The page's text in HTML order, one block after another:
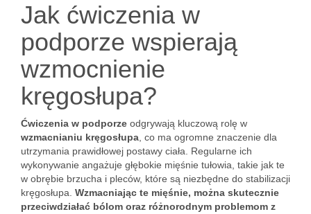
Jak ćwiczenia w
podporze wspierają
wzmocnienie
kręgosłupa?
Ćwiczenia w podporze odgrywają kluczową rolę w
wzmacnianiu kręgosłupa , co ma ogromne znaczenie dla
utrzymania prawidłowej postawy ciała. Regularne ich
wykonywanie angażuje głębokie mięśnie tułowia, takie jak te
w obrębie brzucha i pleców, które są niezbędne do stabilizacji
kręgosłupa. Wzmacniając te mięśnie, można skutecznie
przeciwdziałać bólom oraz różnorodnym problemom z